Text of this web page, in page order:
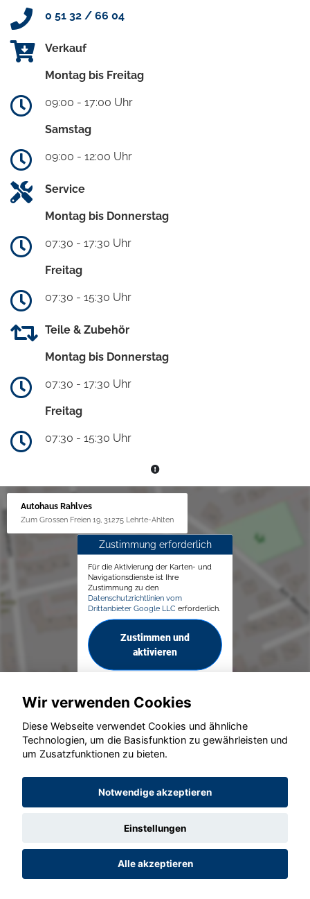
0 51 32 / 66 04
Verkauf
Montag bis Freitag
09:00 - 17:00 Uhr
Samstag
09:00 - 12:00 Uhr
Service
Montag bis Donnerstag
07:30 - 17:30 Uhr
Freitag
07:30 - 15:30 Uhr
Teile & Zubehör
Montag bis Donnerstag
07:30 - 17:30 Uhr
Freitag
07:30 - 15:30 Uhr
Autohaus Rahlves
Zum Grossen Freien 19, 31275 Lehrte-Ahlten
Zustimmung erforderlich
Für die Aktivierung der Karten- und
Navigationsdienste ist Ihre
Zustimmung zu den
Datenschutzrichtlinien vom
Drittanbieter Google LLC erforderlich.
Zustimmen und
aktivieren
© konjunkturmotor.de GmbH 2020 - 2026
Wir verwenden Cookies
Diese Webseite verwendet Cookies und ähnliche
Technologien, um die Basisfunktion zu gewährleisten und
um Zusatzfunktionen zu bieten.
Notwendige akzeptieren
Einstellungen
Alle akzeptieren